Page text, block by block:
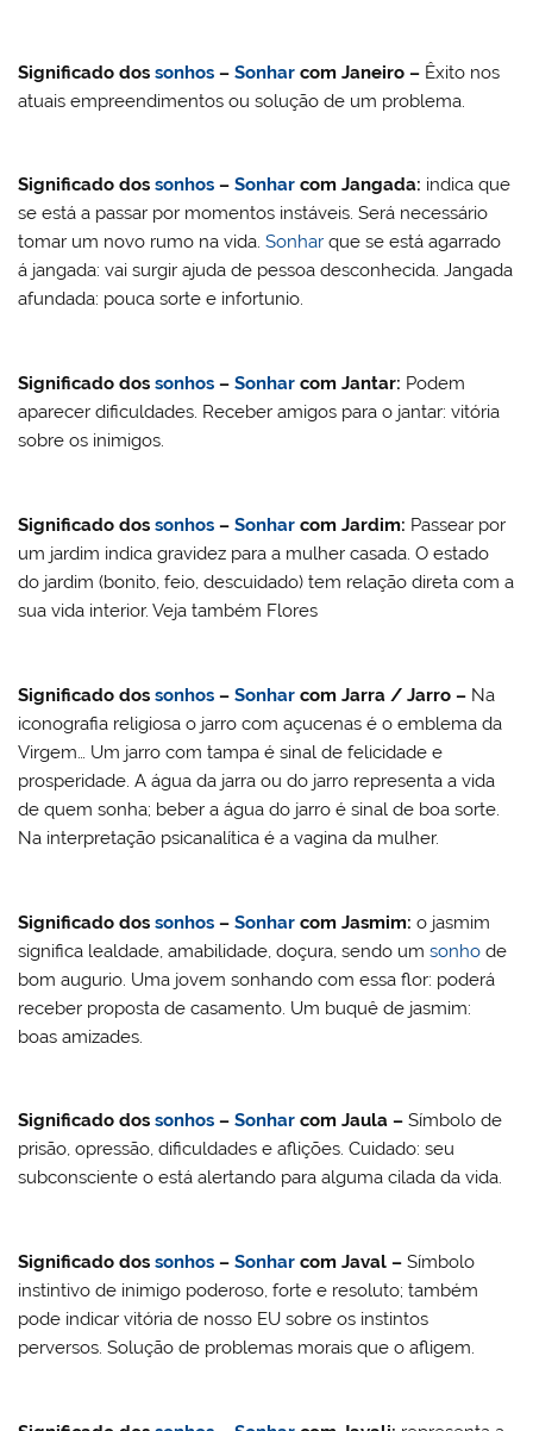
Significado dossonhos – Sonhar comJaneiro – Êxito nos
atuais empreendimentos ou solução de um problema.
Significado dossonhos – Sonhar com Jangada: indica que
se está a passar por momentos instáveis. Será necessário
tomar um novo rumo na vida.Sonhar que se está agarrado
á jangada: vai surgir ajuda de pessoa desconhecida. Jangada
afundada: pouca sorte e infortunio.
Significado dossonhos – Sonhar comJantar: Podem
aparecer dificuldades. Receber amigos para o jantar: vitória
sobre os inimigos.
Significado dossonhos – Sonhar comJardim: Passear por
um jardim indica gravidez para a mulher casada. O estado
do jardim (bonito, feio, descuidado) tem relação direta com a
sua vida interior. Veja também Flores
Significado dossonhos – Sonhar com Jarra / Jarro – Na
iconografia religiosa o jarro com açucenas é o emblema da
Virgem… Um jarro com tampa é sinal de felicidade e
prosperidade. A água da jarra ou do jarro representa a vida
de quem sonha; beber a água do jarro é sinal de boa sorte.
Na interpretação psicanalítica é a vagina da mulher.
Significado dossonhos – Sonhar comJasmim:o jasmim
significa lealdade, amabilidade, doçura, sendo umsonho de
bom augurio. Uma jovem sonhando com essa flor: poderá
receber proposta de casamento. Um buquê de jasmim:
boas amizades.
Significado dossonhos – Sonhar comJaula – Símbolo de
prisão, opressão, dificuldades e aflições. Cuidado: seu
subconsciente o está alertando para alguma cilada da vida.
Significado dossonhos – Sonhar comJaval – Símbolo
instintivo de inimigo poderoso, forte e resoluto; também
pode indicar vitória de nosso EU sobre os instintos
perversos. Solução de problemas morais que o afligem.